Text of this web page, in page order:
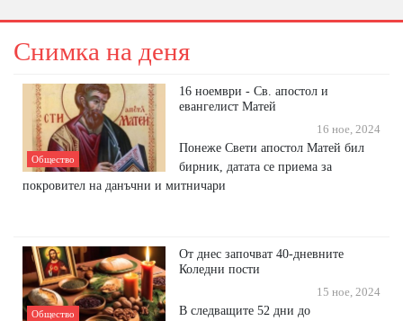
Снимка на деня
Общество
16 ноември - Св. апостол и
евангелист Матей
16 ное, 2024
Понеже Свети апостол Матей бил
бирник, датата се приема за
покровител на данъчни и митничари
Общество
От днес започват 40-дневните
Коледни пости
15 ное, 2024
В следващите 52 дни до